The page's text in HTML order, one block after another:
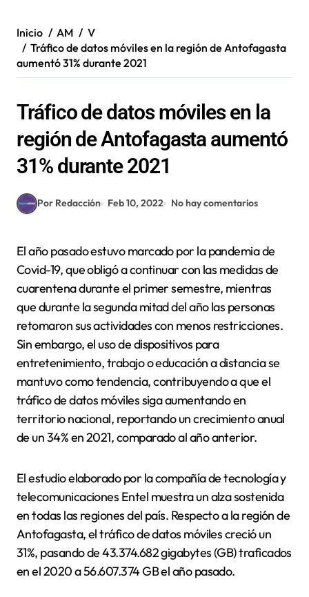
Inicio AM
V
Tráfico de datos móviles en la región de Antofagasta
aumentó 31% durante 2021
Tráfico de datos móviles en la
región de Antofagasta aumentó
31% durante 2021
Por Redacción Feb 10, 2022 No hay comentarios
El año pasado estuvo marcado por la pandemia de
Covid-19, que obligó a continuar con las medidas de
cuarentena durante el primer semestre, mientras
que durante la segunda mitad del año las personas
retomaron sus actividades con menos restricciones.
Sin embargo, el uso de dispositivos para
entretenimiento, trabajo o educación a distancia se
mantuvo como tendencia, contribuyendo a que el
tráfico de datos móviles siga aumentando en
territorio nacional, reportando un crecimiento anual
de un 34% en 2021, comparado al año anterior.
El estudio elaborado por la compañía de tecnología y
telecomunicaciones Entel muestra un alza sostenida
en todas las regiones del país. Respecto a la región de
Antofagasta, el tráfico de datos móviles creció un
31%, pasando de 43.374.682 gigabytes (GB) traficados
en el 2020 a 56.607.374 GB el año pasado.